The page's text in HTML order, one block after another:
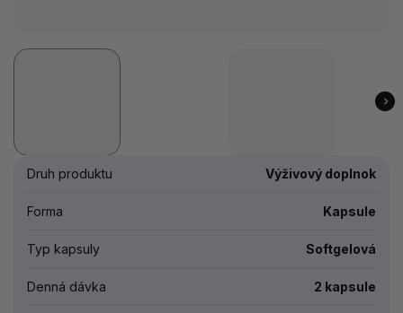
Druh produktu Výživový doplnok
Forma Kapsule
Typ kapsuly Softgelová
Denná dávka 2 kapsule